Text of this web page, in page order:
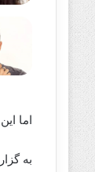
اما
به